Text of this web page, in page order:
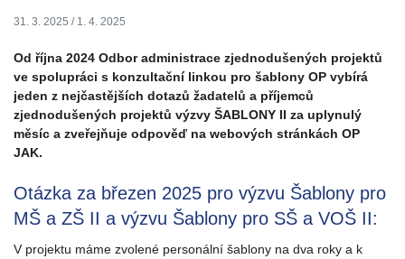
31. 3. 2025 / 1. 4. 2025
Od října 2024 Odbor administrace zjednodušených projektů
ve spolupráci s konzultační linkou pro šablony OP vybírá
jeden z nejčastějších dotazů žadatelů a příjemců
zjednodušených projektů výzvy ŠABLONY II za uplynulý
měsíc a zveřejňuje odpověď na webových stránkách OP
JAK.
Otázka za březen 2025 pro výzvu Šablony pro
MŠ a ZŠ II a výzvu Šablony pro SŠ a VOŠ II:
V projektu máme zvolené personální šablony na dva roky a k